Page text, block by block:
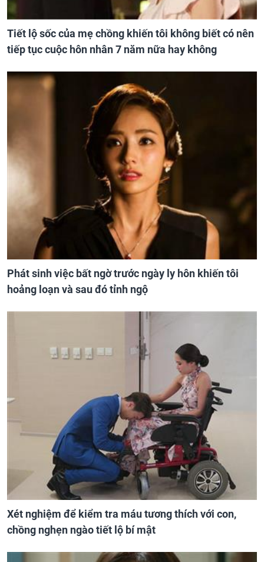
Tiết lộ sốc của mẹ chồng khiến tôi không biết có nên
tiếp tục cuộc hôn nhân 7 năm nữa hay không
Phát sinh việc bất ngờ trước ngày ly hôn khiến tôi
hoảng loạn và sau đó tỉnh ngộ
Xét nghiệm để kiểm tra máu tương thích với con,
chồng nghẹn ngào tiết lộ bí mật